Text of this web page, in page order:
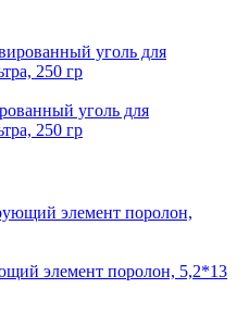
уголь для
250 гр
элемент поролон, 5,2*13